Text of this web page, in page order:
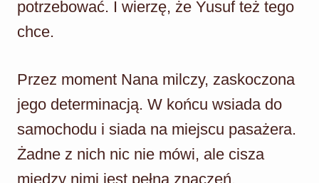
potrzebować. I wierzę, że Yusuf też tego
chce.
Przez moment Nana milczy, zaskoczona
jego determinacją. W końcu wsiada do
samochodu i siada na miejscu pasażera.
Żadne z nich nic nie mówi, ale cisza
między nimi jest pełna znaczeń.